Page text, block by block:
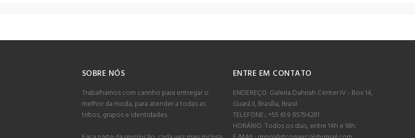
SOBRE NÓS
Trabalhamos com carinho para entregar o
melhor da moda, para atender a todas as
tribos, grupos e identidades.
ENTRE EM CONTATO
ENDEREÇO: Galeria Dahriah Center IV - Box 14,
Guará II, Brasília, Brasil
TELEFONE:; +55 61 9 85794291
HORÁRIO: Todos os dias, entre 14h e 18h.